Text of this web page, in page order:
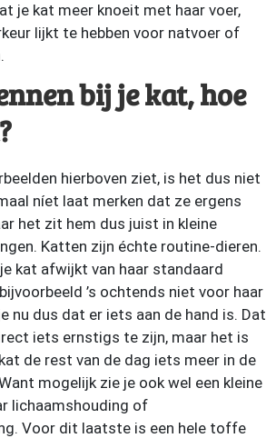
je kat meer knoeit met haar voer,
lijkt te hebben voor natvoer of
bij je kat, hoe
hierboven ziet, is het dus niet
níet laat merken dat ze ergens
het zit hem dus juist in kleine
Katten zijn échte routine-dieren.
kat afwijkt van haar standaard
’s ochtends niet voor haar
nu dus dat er iets aan de hand is. Dat
iets ernstigs te zijn, maar het is
de rest van de dag iets meer in de
mogelijk zie je ook wel een kleine
lichaamshouding of
Voor dit laatste is een hele toffe